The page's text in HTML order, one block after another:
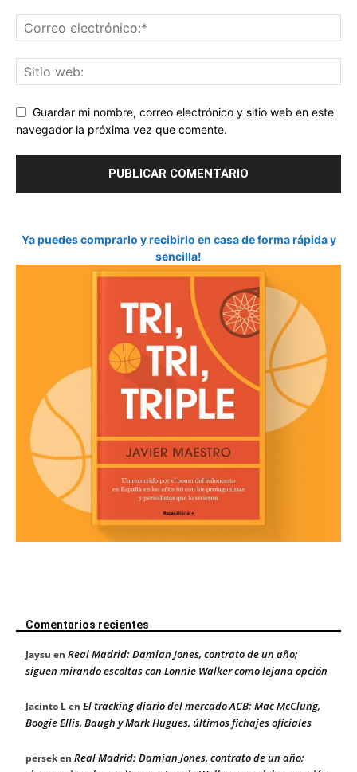
Guardar mi nombre, correo electrónico y sitio web en este
navegador la próxima vez que comente.
Ya puedes comprarlo y recibirlo en casa de forma rápida y
sencilla!
Comentarios recientes
Jaysu en Real Madrid: Damian Jones, contrato de un año;
siguen mirando escoltas con Lonnie Walker como lejana opción
Jacinto Len El tracking diario del mercado ACB: Mac McClung,
Boogie Ellis, Baugh y Mark Hugues, últimos fichajes oficiales
perseken Real Madrid: Damian Jones, contrato de un año;